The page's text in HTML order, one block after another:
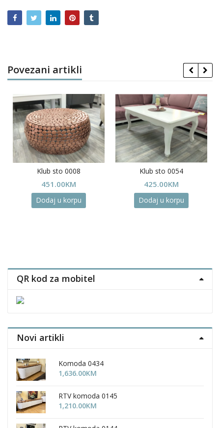
Povezani artikli
Klub sto 0008
451.00KM
Dodaj u korpu
Klub sto 0054
425.00KM
Dodaj u korpu
QR kod za mobitel
Novi artikli
Komoda 0434
1,636.00KM
RTV komoda 0145
1,210.00KM